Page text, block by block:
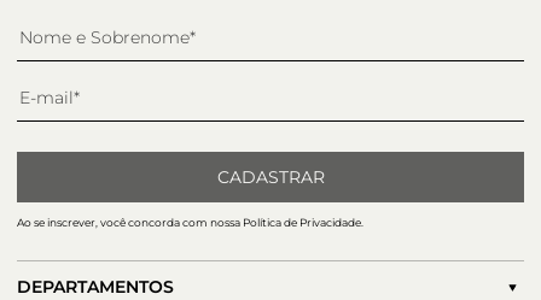
CADASTRAR
Ao se inscrever, você concorda com nossa Política de Privacidade.
DEPARTAMENTOS